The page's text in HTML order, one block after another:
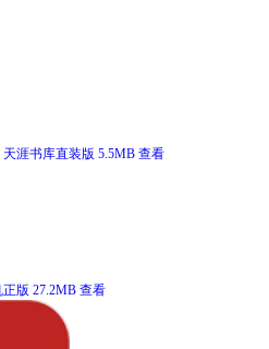
天涯书库直装版 5.5MB 查看
版 27.2MB 查看